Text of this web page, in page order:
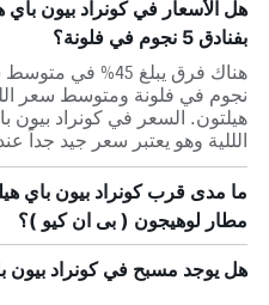
هل الأسعار في كونراد بيون باي
بفنادق 5 نجوم في فلونة؟
نجوم في فلونة ومتوسط ​​سعر
الللية وهو يعتبر سعر جيد جداً
ما مدى قرب كونراد بيون باي
مطار لوهيجون ( بى ان كيو )؟
هل يوجد مسبح في كونراد بيون